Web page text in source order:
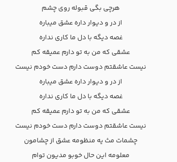
هرچی بگی قبوله روی چشم
از در و دیوار داره عشق میباره
غصه دیگه با دل ما کاری نداره
عشقی که من به تو دارم عمیقه کم
نیست عاشقتم دوست دارم دست خودم نیست
از در و دیوار داره عشق میباره
غصه دیگه با دل ما کاری نداره
عشقی که من به تو دارم عمیقه کم
نیست عاشقتم دوست دارم دست خودم نیست
چشمات مث یه منظومه عشق از چشامون
معلومه این حال خوبو مدیون توام